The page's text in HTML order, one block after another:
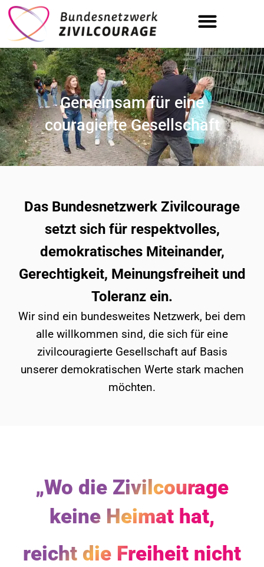
Gemeinsam für eine
couragierte Gesellschaft
Das Bundesnetzwerk Zivilcourage
setzt sich für respektvolles,
demokratisches Miteinander,
Gerechtigkeit, Meinungsfreiheit und
Toleranz ein.
Wir sind ein bundesweites Netzwerk, bei dem
alle willkommen sind, die sich für eine
zivilcouragierte Gesellschaft auf Basis
unserer demokratischen Werte stark machen
möchten.
„Wo die Zivilcourage
keine Heimat hat,
reicht die Freiheit nicht